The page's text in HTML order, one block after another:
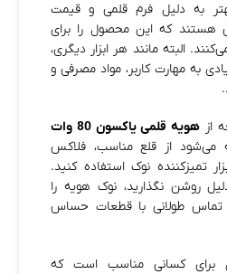
به دلیل فرم قلمی و قیمت
هستند که این محصول را برای
البته مانند هر ابزار دیگری،
به مهارت کاربر، مواد مصرفی و
از
هویه قلمی یاکسون 80 وات
از قلع مناسب، فلاکس
تمیزکننده نوک استفاده کنید.
روشن نگذارید، نوک هویه را
تماس طولانی با قطعات حساس
برای کسانی مناسب است که